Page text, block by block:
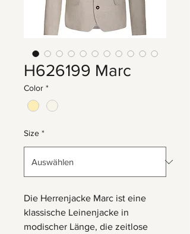
H626199 Marc
Color *
Size *
Die Herrenjacke Marc ist eine
klassische Leinenjacke in
modischer Länge, die zeitlose